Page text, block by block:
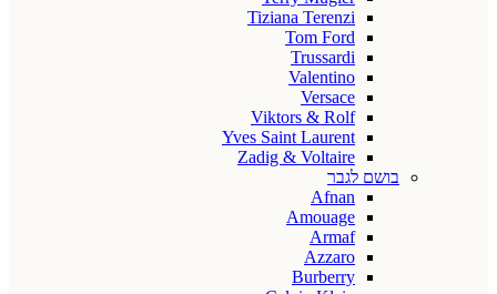
Tiziana Terenzi
Tom Ford
Trussardi
Valentino
Versace
Viktors & Rolf
Yves Saint Laurent
Zadig & Voltaire
בושם לגבר
Afnan
Amouage
Armaf
Azzaro
Burberry